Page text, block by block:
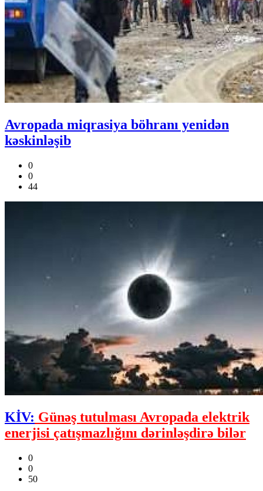
Avropada miqrasiya böhranı yenidən
kəskinləşib
0
0
44
KİV: Günəş tutulması Avropada elektrik
enerjisi çatışmazlığını dərinləşdirə bilər
0
0
50